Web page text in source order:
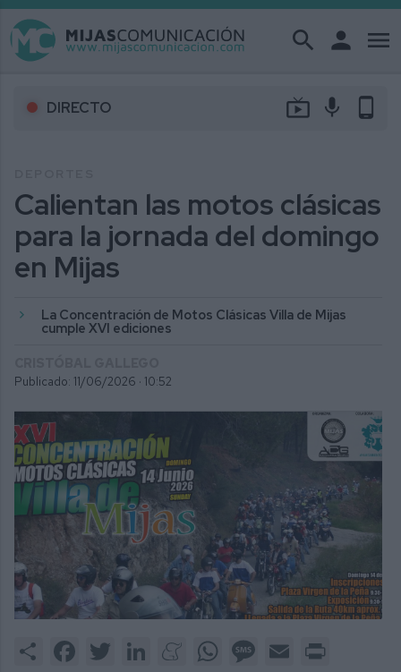
search person menu
DIRECTO live_tv mic phone_android
Calientan las motos clásicas
para la jornada del domingo
en Mijas
La Concentración de Motos Clásicas Villa de Mijas
cumple XVI ediciones
Publicado: 11/06/2026 · 10:52
Share FacebookTwitter LinkedInMeneameWhatsAppMessage
Email